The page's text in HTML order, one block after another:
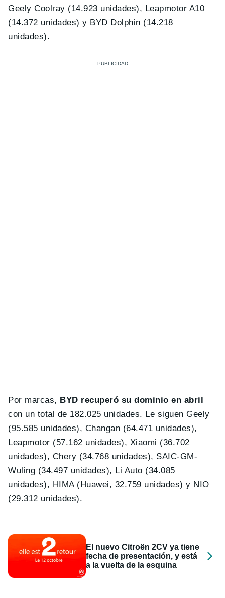
Geely Coolray (14.923 unidades), Leapmotor A10
(14.372 unidades) y BYD Dolphin (14.218
unidades).
Por marcas, BYD recuperó su dominio en abril
con un total de 182.025 unidades. Le siguen Geely
(95.585 unidades), Changan (64.471 unidades),
Leapmotor (57.162 unidades), Xiaomi (36.702
unidades), Chery (34.768 unidades), SAIC-GM-
Wuling (34.497 unidades), Li Auto (34.085
unidades), HIMA (Huawei, 32.759 unidades) y NIO
(29.312 unidades).
El nuevo Citroën 2CV ya tiene
fecha de presentación, y está
a la vuelta de la esquina